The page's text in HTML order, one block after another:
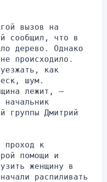
вызов на
сообщил, что в
дерево. Однако
происходило.
как
шум.
лежит, —
начальник
группы Дмитрий
проход к
помощи и
женщину в
распиливать